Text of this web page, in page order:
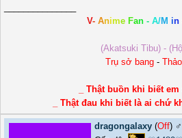
V- Anime Fan - A/M in
(Akatsuki Tibu) -
Trụ sở bang -
_ Thật buồn khi biết
_ Thật đau khi biết là ai chứ
dragongalaxy (Off) ♂️